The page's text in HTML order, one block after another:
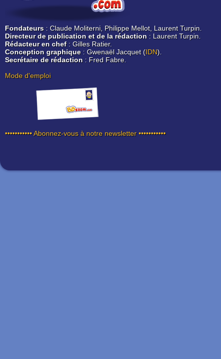
Fondateurs : Claude Moliterni, Philippe Mellot, Laurent Turpin.
Directeur de publication et de la rédaction : Laurent Turpin.
Rédacteur en chef: Gilles Ratier.
Conception graphique: Gwenaël Jacquet (IDN).
Secrétaire de rédaction : Fred Fabre.
Mode d'emploi
••••••••••• Abonnez-vous à notre newsletter •••••••••••